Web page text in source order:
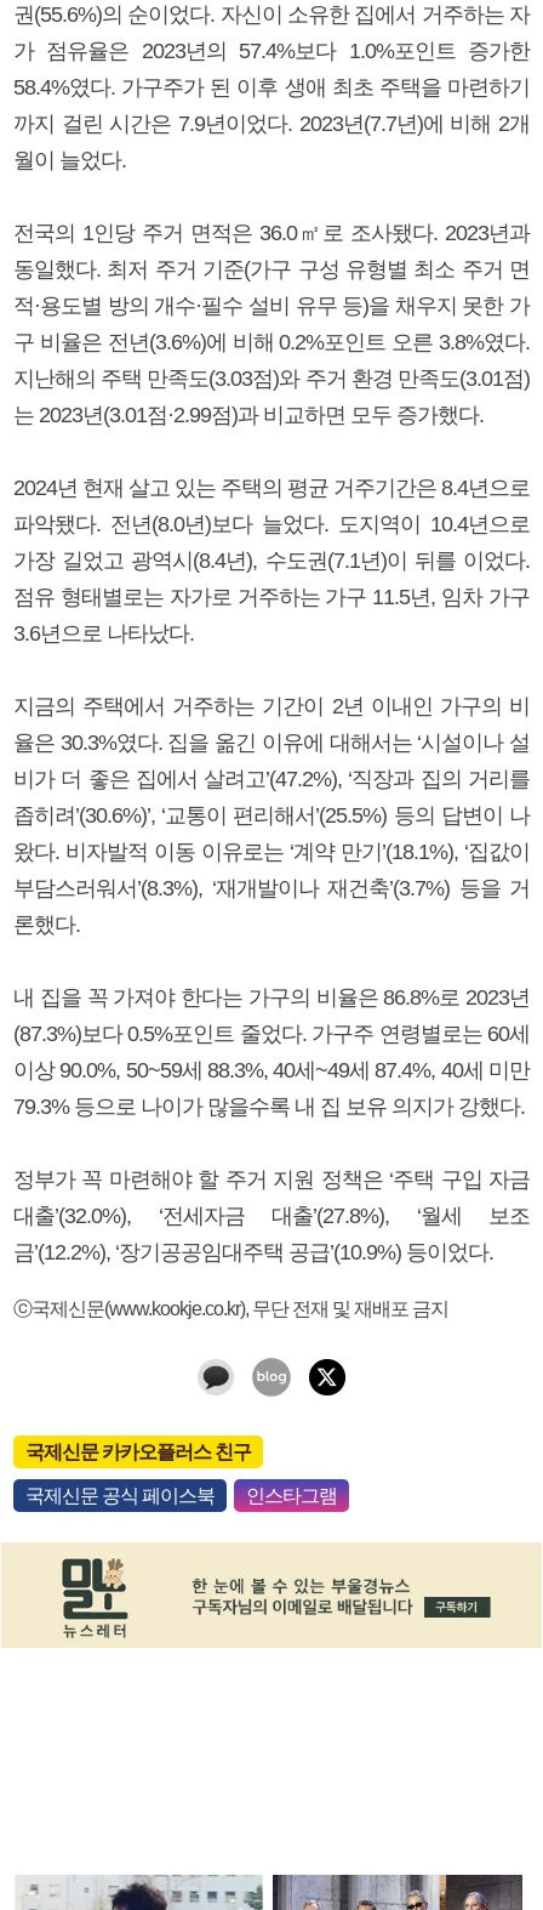
권(55.6%)의 순이었다. 자신이 소유한 집에서 거주하는 자
가 점유율은 2023년의 57.4%보다 1.0%포인트 증가한
58.4%였다. 가구주가 된 이후 생애 최초 주택을 마련하기
까지 걸린 시간은 7.9년이었다. 2023년(7.7년)에 비해 2개
월이 늘었다.
전국의 1인당 주거 면적은 36.0㎡로 조사됐다. 2023년과
동일했다. 최저 주거 기준(가구 구성 유형별 최소 주거 면
적·용도별 방의 개수·필수 설비 유무 등)을 채우지 못한 가
구 비율은 전년(3.6%)에 비해 0.2%포인트 오른 3.8%였다.
지난해의 주택 만족도(3.03점)와 주거 환경 만족도(3.01점)
는 2023년(3.01점·2.99점)과 비교하면 모두 증가했다.
2024년 현재 살고 있는 주택의 평균 거주기간은 8.4년으로
파악됐다. 전년(8.0년)보다 늘었다. 도지역이 10.4년으로
가장 길었고 광역시(8.4년), 수도권(7.1년)이 뒤를 이었다.
점유 형태별로는 자가로 거주하는 가구 11.5년, 임차 가구
3.6년으로 나타났다.
지금의 주택에서 거주하는 기간이 2년 이내인 가구의 비
율은 30.3%였다. 집을 옮긴 이유에 대해서는 ‘시설이나 설
비가 더 좋은 집에서 살려고’(47.2%), ‘직장과 집의 거리를
좁히려’(30.6%)’, ‘교통이 편리해서’(25.5%) 등의 답변이 나
왔다. 비자발적 이동 이유로는 ‘계약 만기’(18.1%), ‘집값이
부담스러워서’(8.3%), ‘재개발이나 재건축’(3.7%) 등을 거
론했다.
내 집을 꼭 가져야 한다는 가구의 비율은 86.8%로 2023년
(87.3%)보다 0.5%포인트 줄었다. 가구주 연령별로는 60세
이상 90.0%, 50~59세 88.3%, 40세~49세 87.4%, 40세 미만
79.3% 등으로 나이가 많을수록 내 집 보유 의지가 강했다.
정부가 꼭 마련해야 할 주거 지원 정책은 ‘주택 구입 자금
대출’(32.0%), ‘전세자금 대출’(27.8%), ‘월세 보조
금’(12.2%), ‘장기공공임대주택 공급’(10.9%) 등이었다.
ⓒ국제신문(www.kookje.co.kr), 무단 전재 및 재배포 금지
국제신문 카카오플러스 친구
국제신문 공식 페이스북 인스타그램